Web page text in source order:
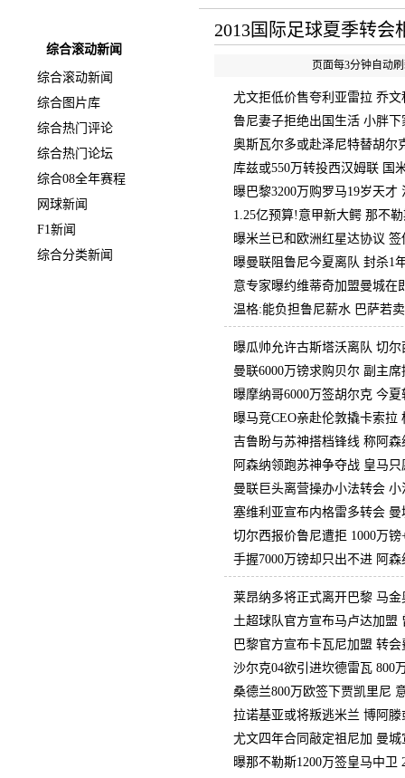
综合滚动新闻
综合滚动新闻
综合图片库
综合热门评论
综合热门论坛
综合08全年赛程
网球新闻
F1新闻
综合分类新闻
2013国际足球夏季转会
页面每3分钟自动
尤文拒低价售夸利亚雷拉 乔
鲁尼妻子拒绝出国生活 小胖
奥斯瓦尔多或赴泽尼特替胡尔
库兹或550万转投西汉姆联 国
曝巴黎3200万购罗马19岁天才
1.25亿预算!意甲新大鳄 那不
曝米兰已和欧洲红星达协议
曝曼联阻鲁尼今夏离队 封杀1
意专家曝约维蒂奇加盟曼城在
温格:能负担鲁尼薪水 巴萨若
曝瓜帅允许古斯塔沃离队 切尔
曼联6000万镑求购贝尔 副主
曝摩纳哥6000万签胡尔克 今
曝马竞CEO亲赴伦敦撬卡索拉
吉鲁盼与苏神搭档锋线 称阿
阿森纳领跑苏神争夺战 皇马只
曼联巨头离营操办小法转会
塞维利亚宣布内格雷多转会
切尔西报价鲁尼遭拒 1000万
手握7000万镑却只出不进 阿
莱昂纳多将正式离开巴黎 马
土超球队官方宣布马卢达加盟
巴黎官方宣布卡瓦尼加盟 转会
沙尔克04欲引进坎德雷瓦 800
桑德兰800万欧签下贾凯里尼
拉诺基亚或将叛逃米兰 博阿
尤文四年合同敲定祖尼加 曼
曝那不勒斯1200万签皇马中卫